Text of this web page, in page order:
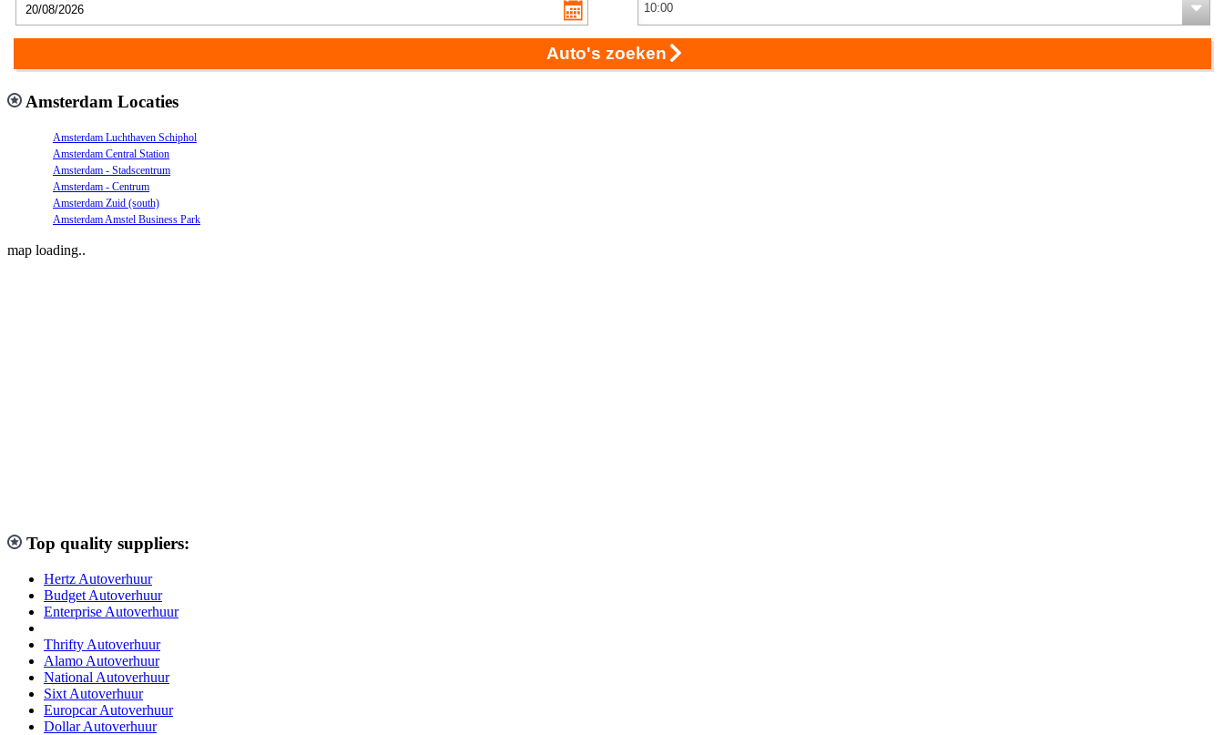
Auto's zoeken
Amsterdam Locaties
Amsterdam Luchthaven Schiphol
Amsterdam Central Station
Amsterdam - Stadscentrum
Amsterdam - Centrum
Amsterdam Zuid (south)
Amsterdam Amstel Business Park
map loading..
Top quality suppliers:
Hertz Autoverhuur
Budget Autoverhuur
Enterprise Autoverhuur
Thrifty Autoverhuur
Alamo Autoverhuur
National Autoverhuur
Sixt Autoverhuur
Europcar Autoverhuur
Dollar Autoverhuur